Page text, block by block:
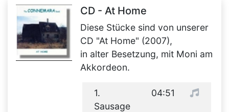
CD - At Home
Diese Stücke sind von unserer
CD "At Home" (2007),
in alter Besetzung, mit Moni am
Akkordeon.
1.
Sausage
04:51